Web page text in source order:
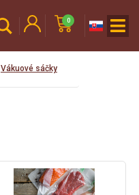
0
Vákuové sáčky